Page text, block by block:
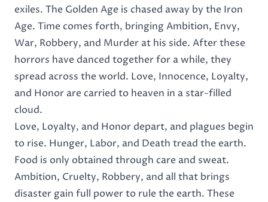
exiles. The Golden Age is chased away by the Iron
Age. Time comes forth, bringing Ambition, Envy,
War, Robbery, and Murder at his side. After these
horrors have danced together for a while, they
spread across the world. Love, Innocence, Loyalty,
and Honor are carried to heaven in a star-filled
cloud.
Love, Loyalty, and Honor depart, and plagues begin
to rise. Hunger, Labor, and Death tread the earth.
Food is only obtained through care and sweat.
Ambition, Cruelty, Robbery, and all that brings
disaster gain full power to rule the earth. These